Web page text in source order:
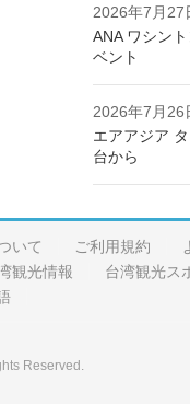
2026年7月27
ANA ワシン
ベント
2026年7月26
エアアジア
台から
いて ご利用規約
観光情報
台湾観光ス
Reserved.